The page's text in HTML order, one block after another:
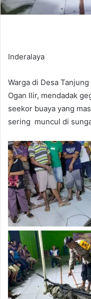
Inderalaya
Warga di Desa
Ogan Ilir, mendadak
seekor buaya yang
sering muncul di